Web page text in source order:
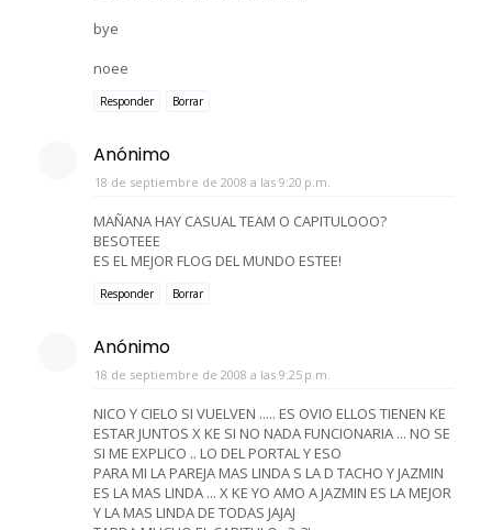
bye
noee
Responder Borrar
Anónimo
18 de septiembre de 2008 a las 9:20 p.m.
MAÑANA HAY CASUAL TEAM O CAPITULOOO?
BESOTEEE
ES EL MEJOR FLOG DEL MUNDO ESTEE!
Responder Borrar
Anónimo
18 de septiembre de 2008 a las 9:25 p.m.
NICO Y CIELO SI VUELVEN ..... ES OVIO ELLOS TIENEN KE
ESTAR JUNTOS X KE SI NO NADA FUNCIONARIA ... NO SE
SI ME EXPLICO .. LO DEL PORTAL Y ESO
PARA MI LA PAREJA MAS LINDA S LA D TACHO Y JAZMIN
ES LA MAS LINDA ... X KE YO AMO A JAZMIN ES LA MEJOR
Y LA MAS LINDA DE TODAS JAJAJ